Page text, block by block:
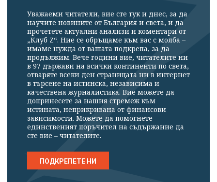
Уважаеми читатели, вие сте тук и днес, за да
научите новините от България и света, и да
прочетете актуални анализи и коментари от
„Клуб Z“. Ние се обръщаме към вас с молба –
имаме нужда от вашата подкрепа, за да
продължим. Вече години вие, читателите ни
в 97 държави на всички континенти по света,
отваряте всеки ден страницата ни в интернет
в търсене на истинска, независима и
качествена журналистика. Вие можете да
допринесете за нашия стремеж към
истината, неприкривана от финансови
зависимости. Можете да помогнете
единственият поръчител на съдържание да
сте вие – читателите.
ПОДКРЕПЕТЕ НИ